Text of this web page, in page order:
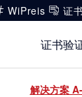
WiPreis 证
证书验
解决方案